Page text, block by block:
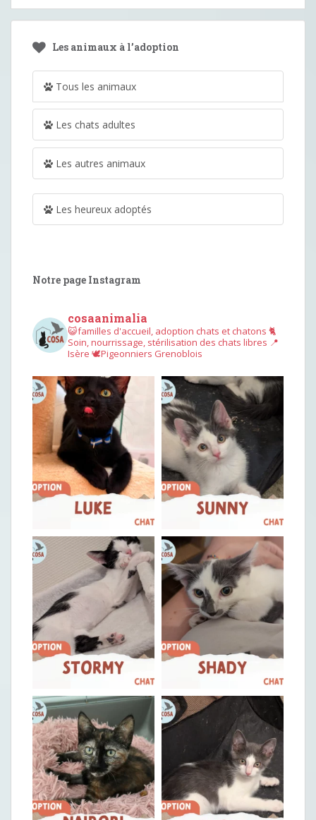
Les animaux à l’adoption
Tous les animaux
Les chats adultes
Les autres animaux
Les heureux adoptés
Notre page Instagram
cosaanimalia
😺familles d'accueil, adoption chats et chatons 🐈
Soin, nourrissage, stérilisation des chats libres 📍
Isère 🕊︎Pigeonniers Grenoblois